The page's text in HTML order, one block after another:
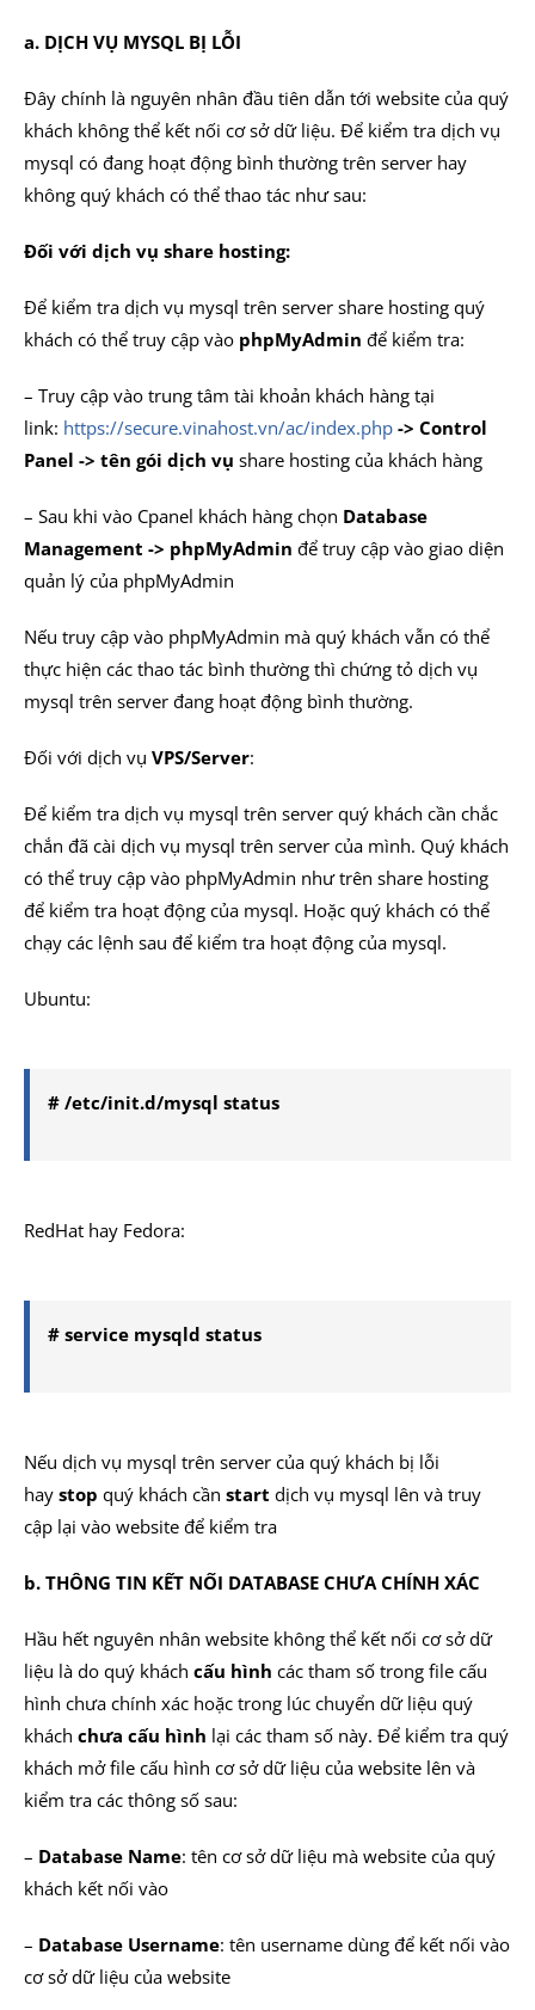
a. DỊCH VỤ MYSQL BỊ LỖI
Đây chính là nguyên nhân đầu tiên dẫn tới website của quý
khách không thể kết nối cơ sở dữ liệu. Để kiểm tra dịch vụ
mysql có đang hoạt động bình thường trên server hay
không quý khách có thể thao tác như sau:
Đối với dịch vụ share hosting:
Để kiểm tra dịch vụ mysql trên server share hosting quý
khách có thể truy cập vào phpMyAdmin để kiểm tra:
– Truy cập vào trung tâm tài khoản khách hàng tại
link: https://secure.vinahost.vn/ac/index.php -> Control
Panel -> tên gói dịch vụ share hosting của khách hàng
– Sau khi vào Cpanel khách hàng chọn Database
Management -> phpMyAdmin để truy cập vào giao diện
quản lý của phpMyAdmin
Nếu truy cập vào phpMyAdmin mà quý khách vẫn có thể
thực hiện các thao tác bình thường thì chứng tỏ dịch vụ
mysql trên server đang hoạt động bình thường.
Đối với dịch vụ VPS/Server:
Để kiểm tra dịch vụ mysql trên server quý khách cần chắc
chắn đã cài dịch vụ mysql trên server của mình. Quý khách
có thể truy cập vào phpMyAdmin như trên share hosting
để kiểm tra hoạt động của mysql. Hoặc quý khách có thể
chạy các lệnh sau để kiểm tra hoạt động của mysql.
Ubuntu:
# /etc/init.d/mysql status
RedHat hay Fedora:
# service mysqld status
Nếu dịch vụ mysql trên server của quý khách bị lỗi
hay stop quý khách cần start dịch vụ mysql lên và truy
cập lại vào website để kiểm tra
b. THÔNG TIN KẾT NỐI DATABASE CHƯA CHÍNH XÁC
Hầu hết nguyên nhân website không thể kết nối cơ sở dữ
liệu là do quý khách cấu hình các tham số trong file cấu
hình chưa chính xác hoặc trong lúc chuyển dữ liệu quý
khách chưa cấu hình lại các tham số này. Để kiểm tra quý
khách mở file cấu hình cơ sở dữ liệu của website lên và
kiểm tra các thông số sau:
– Database Name: tên cơ sở dữ liệu mà website của quý
khách kết nối vào
– Database Username: tên username dùng để kết nối vào
cơ sở dữ liệu của website